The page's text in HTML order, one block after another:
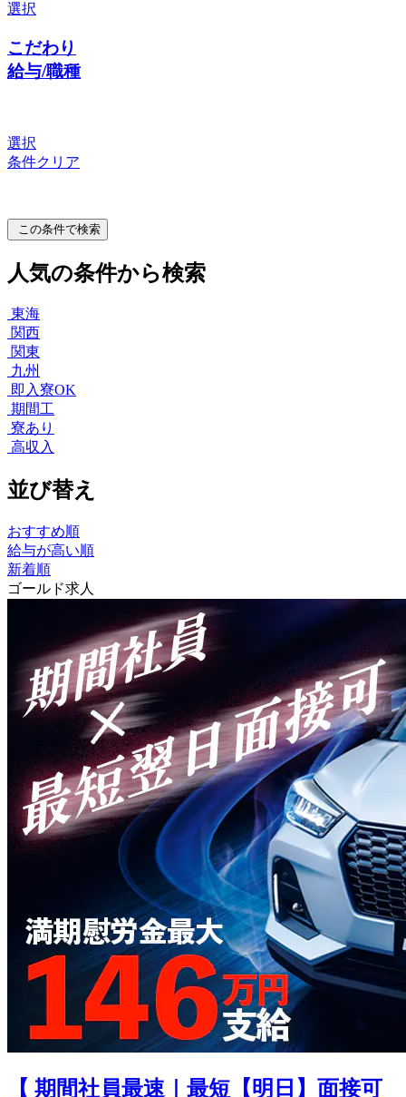
選択
こだわり
給与/職種
選択
条件クリア
この条件で検索
人気の条件から検索
東海
関西
関東
九州
即入寮OK
期間工
寮あり
高収入
並び替え
おすすめ順
給与が高い順
新着順
ゴールド求人
【 期間社員最速｜最短【明日】面接可